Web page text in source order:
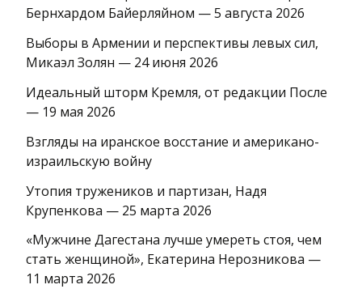
Бернхардом Байерляйном — 5 августа 2026
Выборы в Армении и перспективы левых сил,
Микаэл Золян — 24 июня 2026
Идеальный шторм Кремля, от редакции После
— 19 мая 2026
Взгляды на иранское восстание и американо-
израильскую войну
Утопия тружеников и партизан, Надя
Крупенкова — 25 марта 2026
«Мужчине Дагестана лучше умереть стоя, чем
стать женщиной», Екатерина Нерозникова —
11 марта 2026